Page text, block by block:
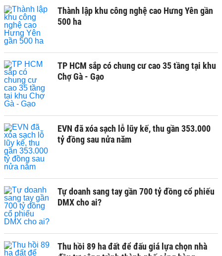
Thành lập khu công nghệ cao Hưng Yên gần
500 ha
TP HCM sắp có chung cư cao 35 tầng tại khu
Chợ Gà - Gạo
EVN đã xóa sạch lỗ lũy kế, thu gần 353.000
tỷ đồng sau nửa năm
Tự doanh sang tay gần 700 tỷ đồng cổ phiếu
DMX cho ai?
Thu hồi 89 ha đất để đấu giá lựa chọn nhà